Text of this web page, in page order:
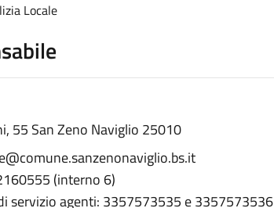
Locale
55 San Zeno Naviglio 25010
(interno 6)
servizio agenti: 3357573535 e 3357573536